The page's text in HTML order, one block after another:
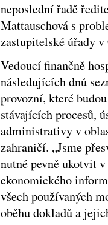
neposlední řadě
Mattauschová s
zastupitelské
Vedoucí finančně
následujících dnů
provozní, které
stávajících procesů,
administrativy v
zahraničí. „Jsme
nutné pevně ukotvit
ekonomického
všech používaných
oběhu dokladů a